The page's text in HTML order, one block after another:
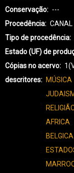
Conservação
---
Procedência
CANAL
Tipo de procedência
Estado (UF) de
Cópias no acervo
descritores
MÚSICA
AFRICA
BELGICA